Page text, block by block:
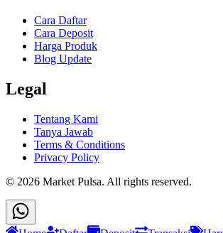
Cara Daftar
Cara Deposit
Harga Produk
Blog Update
Legal
Tentang Kami
Tanya Jawab
Terms & Conditions
Privacy Policy
© 2026 Market Pulsa. All rights reserved.